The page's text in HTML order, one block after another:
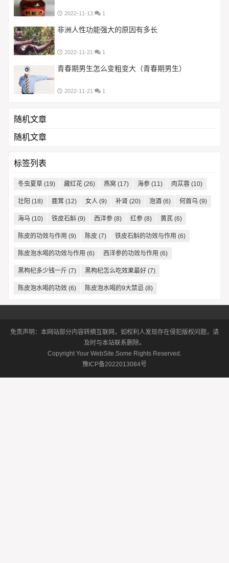
2022-11-13 1
非洲人性功能强大的原因有多长
2022-11-21 1
青春期男生怎么变粗变大（青春期男生）
2022-11-21 1
随机文章
随机文章
标签列表
冬虫夏草(19) 藏红花(26) 燕窝 (17) 海参(11) 肉苁蓉(10)
壮阳 (18) 鹿茸(12) 女人 (9) 补肾(20) 泡酒(6) 何首乌 (9)
海马 (10) 铁皮石斛(9) 西洋参(8) 红参(8) 黄芪(6)
陈皮的功效与作用 (9) 陈皮 (7) 铁皮石斛的功效与作用 (6)
陈皮泡水喝的功效与作用 (6) 西洋参的功效与作用 (6)
黑枸杞多少钱一斤(7) 黑枸杞怎么吃效果最好(7)
陈皮泡水喝的功效(6) 陈皮泡水喝的9大禁忌 (8)
免责声明：本网站部分内容转摘互联网，如权利人发现存在侵犯版权问题，请
及时与本站联系删除。
Copyright Your WebSite.Some Rights Reserved.
豫ICP备2022013084号